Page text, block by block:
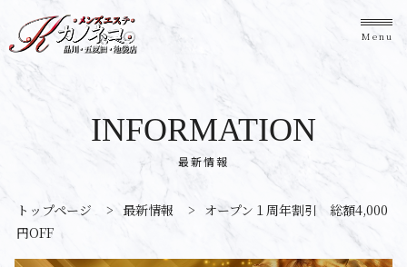
Menu
最新情報
INFORMATION
トップページ > 最新情報 > オープン１周年割引 総額4,000
円OFF